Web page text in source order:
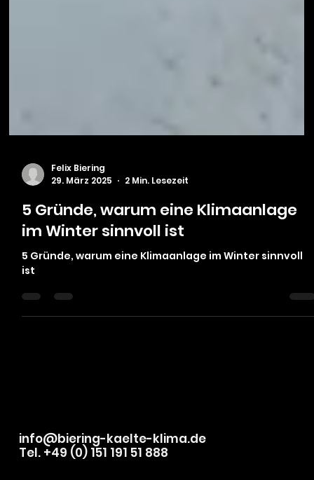
Felix Biering
29. März 2025
2 Min. Lesezeit
5 Gründe, warum eine Klimaanlage
im Winter sinnvoll ist
5 Gründe, warum eine Klimaanlage im Winter sinnvoll
ist